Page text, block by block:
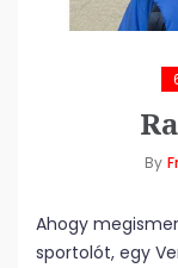
By
Ahogy
sportolót, egy